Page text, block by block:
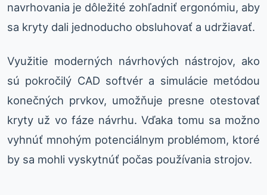
navrhovania je dôležité zohľadniť ergonómiu, aby
sa kryty dali jednoducho obsluhovať a udržiavať.
Využitie moderných návrhových nástrojov, ako
sú pokročilý CAD softvér a simulácie metódou
konečných prvkov, umožňuje presne otestovať
kryty už vo fáze návrhu. Vďaka tomu sa možno
vyhnúť mnohým potenciálnym problémom, ktoré
by sa mohli vyskytnúť počas používania strojov.